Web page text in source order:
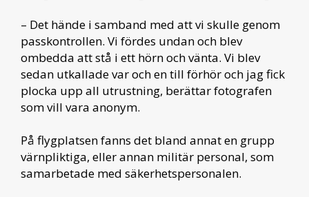
– Det hände i samband med att vi skulle genom
passkontrollen. Vi fördes undan och blev
ombedda att stå i ett hörn och vänta. Vi blev
sedan utkallade var och en till förhör och jag fick
plocka upp all utrustning, berättar fotografen
som vill vara anonym.
På flygplatsen fanns det bland annat en grupp
värnpliktiga, eller annan militär personal, som
samarbetade med säkerhetspersonalen.